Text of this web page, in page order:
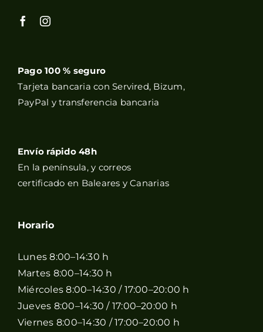
Pago 100 % seguro
Tarjeta bancaria con Servired, Bizum,
PayPal y transferencia bancaria
Envío rápido 48h
En la península, y correos
certificado en Baleares y Canarias
Horario
Lunes 8:00–14:30 h
Martes 8:00–14:30 h
Miércoles 8:00–14:30 / 17:00–20:00 h
Jueves 8:00–14:30 / 17:00–20:00 h
Viernes 8:00–14:30 / 17:00–20:00 h